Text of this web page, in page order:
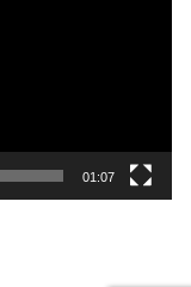
01:07